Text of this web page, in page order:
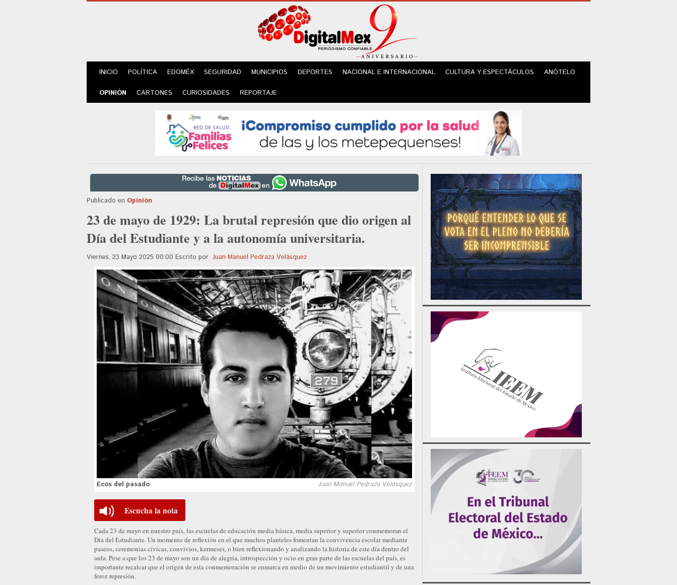
INICIO POLÍTICA EDOMÉX SEGURIDAD MUNICIPIOS DEPORTES NACIONAL E INTERNACIONAL CULTURA Y ESPECTÁCULOS ANÓTELO
OPINIÓN CARTONES CURIOSIDADES REPORTAJE
Publicado en Opinión
23 de mayo de 1929: La brutal represión que dio origen al
Día del Estudiante y a la autonomía universitaria.
Viernes, 23 Mayo 2025 00:00 Escrito por Juan Manuel Pedraza Velásquez
Ecos del pasado Juan Manuel Pedraza Velásquez
Escucha la nota
Cada 23 de mayo en nuestro país, las escuelas de educación media básica, media superior y superior conmemoran el
Día del Estudiante. Un momento de reflexión en el que muchos planteles fomentan la convivencia escolar mediante
paseos, ceremonias cívicas, convivios, kermeses, o bien reflexionando y analizando la historia de este día dentro del
aula. Pese a que los 23 de mayo son un día de alegría, introspección y ocio en gran parte de las escuelas del país, es
importante recalcar que el origen de esta conmemoración se enmarca en medio de un movimiento estudiantil y de una
feroz represión.